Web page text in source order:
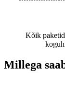
Kõik paketid
Millega